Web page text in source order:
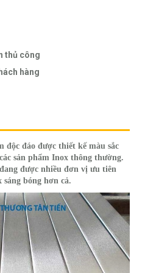
thủ công
hàng
độc đáo được thiết kế màu sắc
sản phẩm Inox thông thường.
được nhiều đơn vị ưu tiên
bóng hơn cả.